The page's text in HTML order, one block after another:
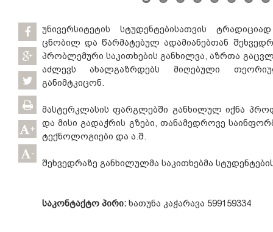
+
-
უნივერსიტეტის სტუდენტებისათვის
ცნობილ და წარმატებულ ადამიანებთან
პრობლემური საკითხების განხილვა, აზრთა
აძლევს ახალგაზრდებს მიღებული
განიმტკიცონ.
მასტერკლასის ფარგლებში განხილულ იქნა
და მისი გადაჭრის გზები, თანამედროვე
ტექნოლოგიები და ა.შ.
შეხვედრაზე განხილულმა საკითხებმა
საკონტაქტო პირი:ხათუნა კაჭარავა 599159334